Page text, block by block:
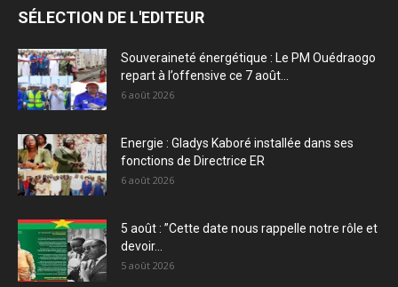
SÉLECTION DE L'EDITEUR
Souveraineté énergétique : Le PM Ouédraogo
repart à l’offensive ce 7 août...
6 août 2026
Energie : Gladys Kaboré installée dans ses
fonctions de Directrice ER
6 août 2026
5 août : ”Cette date nous rappelle notre rôle et
devoir...
5 août 2026